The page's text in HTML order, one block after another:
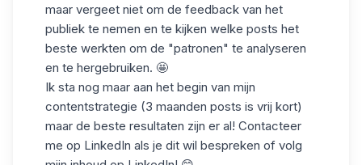
maar vergeet niet om de feedback van het
publiek te nemen en te kijken welke posts het
beste werkten om de "patronen" te analyseren
en te hergebruiken. 🤩
Ik sta nog maar aan het begin van mijn
contentstrategie (3 maanden posts is vrij kort)
maar de beste resultaten zijn er al! Contacteer
me op LinkedIn als je dit wil bespreken of volg